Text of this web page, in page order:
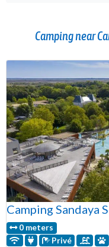
Camping near
Camping Sandaya
0 meters
Privé